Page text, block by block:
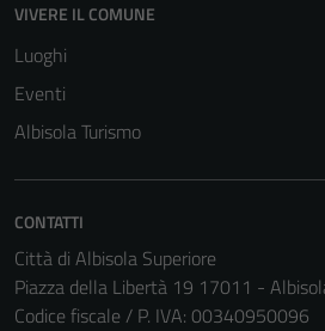
VIVERE IL COMUNE
Luoghi
Eventi
Albisola Turismo
CONTATTI
Città di Albisola Superiore
Piazza della Libertà 19 17011 -
Codice fiscale / P. IVA: 00340950096